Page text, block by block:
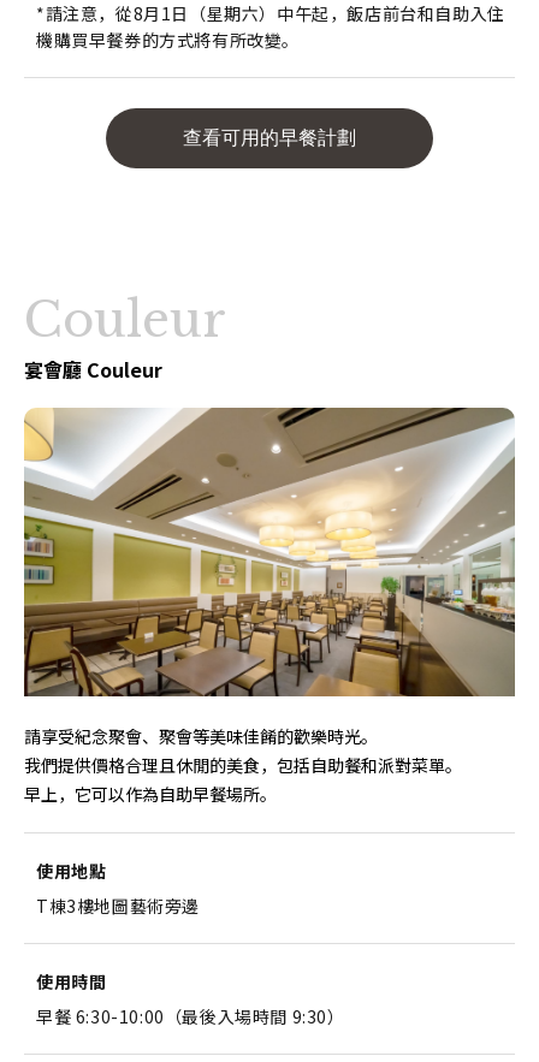
*請注意，從8月1日（星期六）中午起，飯店前台和自助入住
機購買早餐券的方式將有所改變。
查看可用的早餐計劃
Couleur
宴會廳 Couleur
請享受紀念聚會、聚會等美味佳餚的歡樂時光。
我們提供價格合理且休閒的美食，包括自助餐和派對菜單。
早上，它可以作為自助早餐場所。
使用地點
T棟3樓地圖藝術旁邊
使用時間
早餐 6:30-10:00（最後入場時間 9:30）